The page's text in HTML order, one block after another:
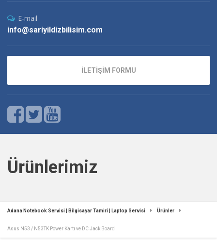
E-mail
info@sariyildizbilisim.com
İLETİŞİM FORMU
Ürünlerimiz
Adana Notebook Servisi | Bilgisayar Tamiri | Laptop Servisi Ürünler
Asus N53 / N53TK Power Kartı ve DC Jack Board